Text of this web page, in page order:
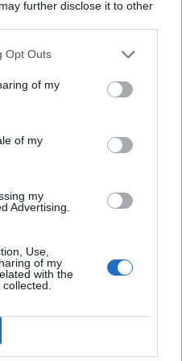
further disclose it to other
Opt Outs
of my
of my
my
Advertising.
Use,
of my
with the
ΕΔΟΕΑΠ
Σε κινεζική… πολιορκία η
74-65 τη Δανία και παίζει